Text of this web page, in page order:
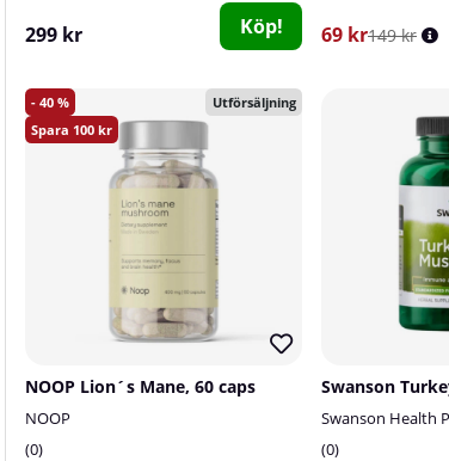
299 kr Köp! 69 kr149 kr
40
100
Utförsäljning
NOOP Lion´s Mane, 60 caps
NOOP
0
Swanson Health
0